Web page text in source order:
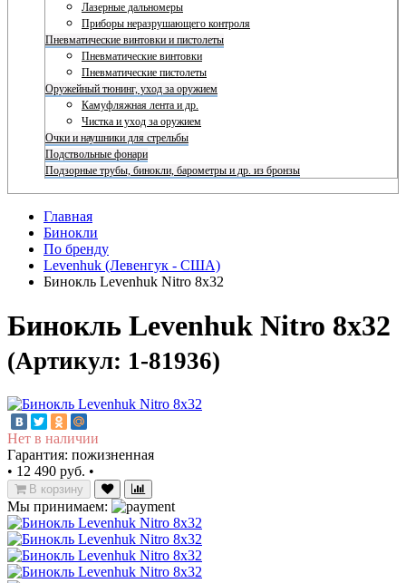
Лазерные дальномеры
Приборы неразрушающего контроля
Пневматические винтовки и пистолеты
Пневматические винтовки
Пневматические пистолеты
Оружейный тюнинг, уход за оружием
Камуфляжная лента и др.
Чистка и уход за оружием
Очки и наушники для стрельбы
Подствольные фонари
Подзорные трубы, бинокли, барометры и др. из бронзы
Главная
Бинокли
По бренду
Levenhuk (Левенгук - США)
Бинокль Levenhuk Nitro 8x32
Бинокль Levenhuk Nitro 8x32
(Артикул: 1-81936)
Нет в наличии
Гарантия: пожизненная
• 12 490 руб. •
В корзину
Мы принимаем: